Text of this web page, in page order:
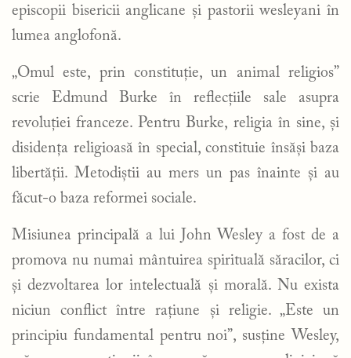
episcopii bisericii anglicane și pastorii wesleyani în
lumea anglofonă.
„Omul este, prin constituție, un animal religios”
scrie Edmund Burke în reflecțiile sale asupra
revoluției franceze. Pentru Burke, religia în sine, și
disidența religioasă în special, constituie însăși baza
libertății. Metodiștii au mers un pas înainte și au
făcut-o baza reformei sociale.
Misiunea principală a lui John Wesley a fost de a
promova nu numai mântuirea spirituală săracilor, ci
și dezvoltarea lor intelectuală și morală. Nu exista
niciun conflict între rațiune și religie. „Este un
principiu fundamental pentru noi”, susține Wesley,